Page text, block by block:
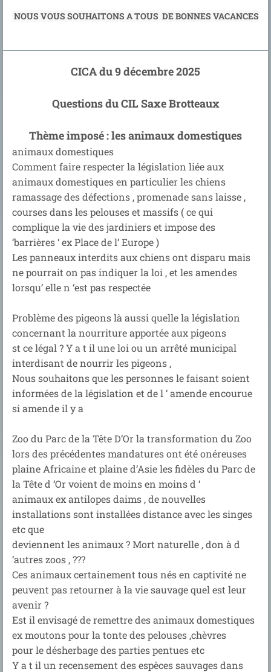
NOUS VOUS SOUHAITONS A TOUS DE BONNES VACANCES
CICA du 9 décembre 2025
Questions du CIL Saxe Brotteaux
Thème imposé : les animaux domestiques
animaux domestiques
Comment faire respecter la législation liée aux
animaux domestiques en particulier les chiens
ramassage des défections , promenade sans laisse ,
courses dans les pelouses et massifs ( ce qui
complique la vie des jardiniers et impose des
‘barrières ‘ ex Place de l’ Europe )
Les panneaux interdits aux chiens ont disparu mais
ne pourrait on pas indiquer la loi , et les amendes
lorsqu’ elle n ‘est pas respectée
Problème des pigeons là aussi quelle la législation
concernant la nourriture apportée aux pigeons
st ce légal ? Y a t il une loi ou un arrêté municipal
interdisant de nourrir les pigeons ,
Nous souhaitons que les personnes le faisant soient
informées de la législation et de l ‘ amende encourue
si amende il y a
Zoo du Parc de la Tête D’Or la transformation du Zoo
lors des précédentes mandatures ont été onéreuses
plaine Africaine et plaine d’Asie les fidèles du Parc de
la Tête d ‘Or voient de moins en moins d ‘
animaux ex antilopes daims , de nouvelles
installations sont installées distance avec les singes
etc que
deviennent les animaux ? Mort naturelle , don à d
‘autres zoos , ???
Ces animaux certainement tous nés en captivité ne
peuvent pas retourner à la vie sauvage quel est leur
avenir ?
Est il envisagé de remettre des animaux domestiques
ex moutons pour la tonte des pelouses ,chèvres
pour le désherbage des parties pentues etc
Y a t il un recensement des espèces sauvages dans